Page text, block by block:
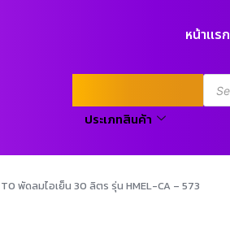
หน้าแรก
ประเภทสินค้า
พัดลมไอเย็น 30 ลิตร รุ่น HMEL-CA – 573